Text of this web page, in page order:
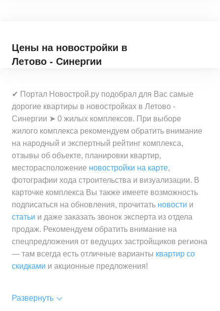
Цены на новостройки в
Летово - Синергии
✔ Портал Новострой.ру подобрал для Вас самые
дорогие квартиры в новостройках в Летово -
Синергии ➤ 0 жилых комплексов. При выборе
жилого комплекса рекомендуем обратить внимание
на народный и экспертный рейтинг комплекса,
отзывы об объекте, планировки квартир,
месторасположение новостройки на карте,
фотографии хода строительства и визуализации. В
карточке комплекса Вы также имеете возможность
подписаться на обновления, прочитать новости и
статьи и даже заказать звонок эксперта из отдела
продаж. Рекомендуем обратить внимание на
спецпредложения от ведущих застройщиков региона
— там всегда есть отличные варианты квартир со
скидками и акционные предложения!
Развернуть